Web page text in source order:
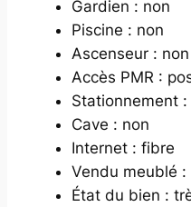
Gardien : non
Piscine : non
Ascenseur : non
Accès PMR :
Stationnement
Cave : non
Internet : fibre
Vendu meublé :
État du bien :